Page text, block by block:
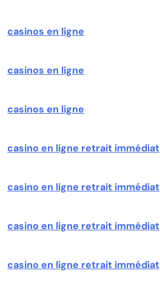
casinos en ligne
casinos en ligne
casinos en ligne
casino en ligne retrait immédiat
casino en ligne retrait immédiat
casino en ligne retrait immédiat
casino en ligne retrait immédiat